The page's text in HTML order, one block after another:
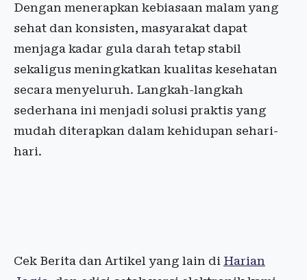
Dengan menerapkan kebiasaan malam yang
sehat dan konsisten, masyarakat dapat
menjaga kadar gula darah tetap stabil
sekaligus meningkatkan kualitas kesehatan
secara menyeluruh. Langkah-langkah
sederhana ini menjadi solusi praktis yang
mudah diterapkan dalam kehidupan sehari-
hari.
Cek Berita dan Artikel yang lain di Harian